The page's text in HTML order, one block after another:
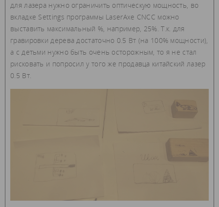
для лазера нужно ограничить оптическую мощность, во
вкладке Settings программы LaserAxe CNCC можно
выставить максимальный %, например, 25%. Т.к. для
гравировки дерева достаточно 0.5 Вт (на 100% мощности),
а с детьми нужно быть очень осторожным, то я не стал
рисковать и попросил у того же продавца китайский лазер
0.5 Вт.